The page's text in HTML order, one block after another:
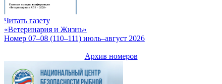
Читать газету
«Ветеринария и Жизнь»
Номер 07–08 (110–111) июль–август 2026
Архив номеров